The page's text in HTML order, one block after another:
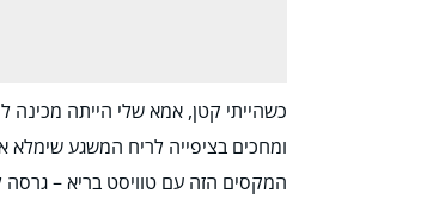
כשהייתי קטן, אמא שלי הייתה מכינה
ומחכים בציפייה לריח המשגע
המקסים הזה עם טוויסט בריא –